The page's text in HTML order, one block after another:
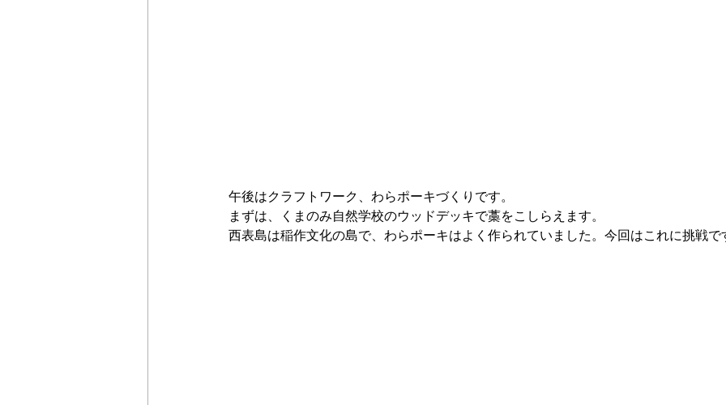
午後はクラフトワーク、わらポーキづくりです。
まずは、くまのみ自然学校のウッドデッキで藁をこしらえます。
西表島は稲作文化の島で、わらポーキはよく作られていました。今回はこれに挑戦